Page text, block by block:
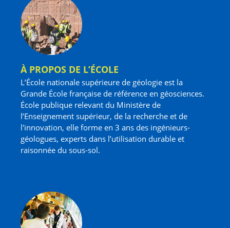
À PROPOS DE L’ÉCOLE
L’École nationale supérieure de géologie est la
Grande École française de référence en géosciences.
École publique relevant du Ministère de
l’Enseignement supérieur, de la recherche et de
l'innovation, elle forme en 3 ans des ingénieurs-
géologues, experts dans l’utilisation durable et
raisonnée du sous-sol.